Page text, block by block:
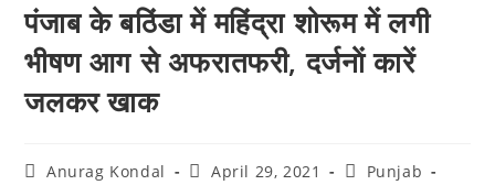
पंजाब के बठिंडा में महिंद्रा शोरूम में लगी
भीषण आग से अफरातफरी, दर्जनाें कारें
जलकर खाक
Anurag Kondal April 29, 2021
Punjab